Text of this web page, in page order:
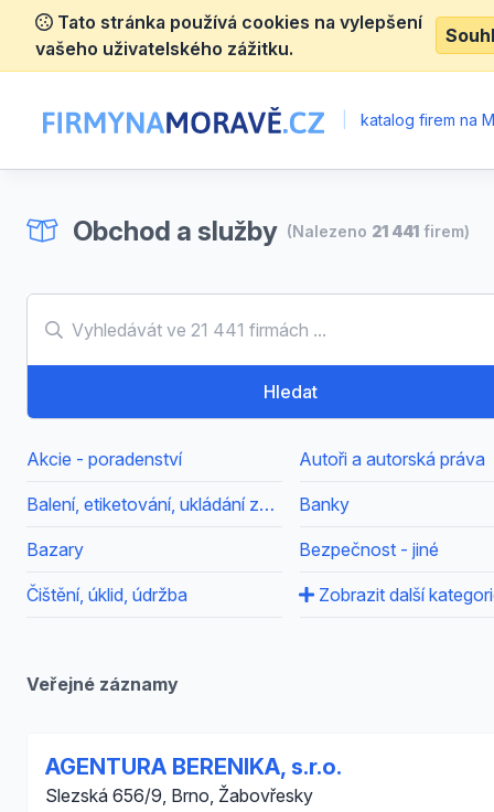
Tato stránka používá cookies na vylepšení
vašeho uživatelského zážitku.
katalog firem na
Obchod a služby (Nalezeno 21 441 firem)
Hledat
Akcie - poradenství Autoři a autorská práva
Balení, etiketování, ukládání zboží Banky
Bazary Bezpečnost - jiné
Čištění, úklid, údržba Zobrazit další
Veřejné záznamy
AGENTURA BERENIKA, s.r.o.
Slezská 656/9, Brno, Žabovřesky